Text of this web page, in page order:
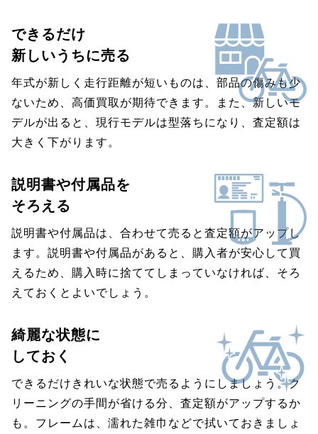
できるだけ
新しいうちに売る
年式が新しく走行距離が短いものは、部品の傷みも少
ないため、高価買取が期待できます。また、新しいモ
デルが出ると、現行モデルは型落ちになり、査定額は
大きく下がります。
説明書や付属品を
そろえる
説明書や付属品は、合わせて売ると査定額がアップし
ます。説明書や付属品があると、購入者が安心して買
えるため、購入時に捨ててしまっていなければ、そろ
えておくとよいでしょう。
綺麗な状態に
しておく
できるだけきれいな状態で売るようにしましょう。ク
リーニングの手間が省ける分、査定額がアップするか
も。フレームは、濡れた雑巾などで拭いておきましょ